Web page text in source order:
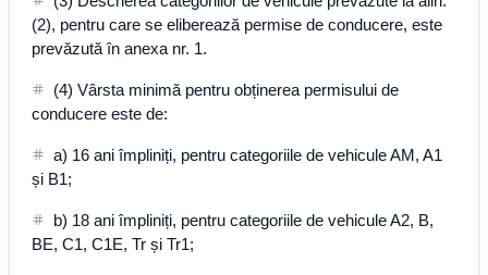
(2), pentru care se eliberează permise de conducere, este
prevăzută în anexa nr. 1.
(4) Vârsta minimă pentru obținerea permisului de
conducere este de:
a) 16 ani împliniți, pentru categoriile de vehicule AM, A1
și B1;
b) 18 ani împliniți, pentru categoriile de vehicule A2, B,
BE, C1, C1E, Tr și Tr1;